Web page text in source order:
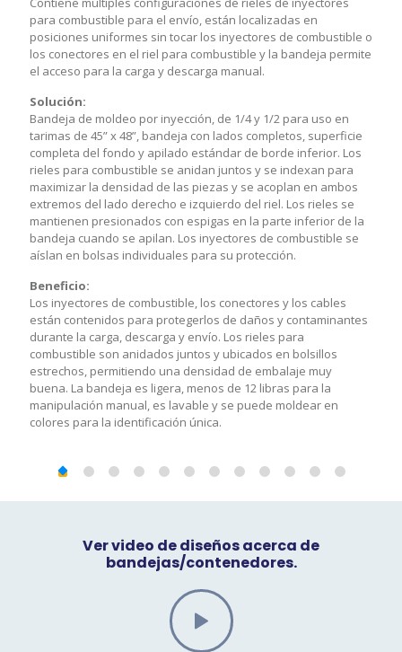
para combustible para el envío, están localizadas en
posiciones uniformes sin tocar los inyectores de combustible o
los conectores en el riel para combustible y la bandeja permite
el acceso para la carga y descarga manual.
Solución:
Bandeja de moldeo por inyección, de 1/4 y 1/2 para uso en
tarimas de 45” x 48”, bandeja con lados completos, superficie
completa del fondo y apilado estándar de borde inferior. Los
rieles para combustible se anidan juntos y se indexan para
maximizar la densidad de las piezas y se acoplan en ambos
extremos del lado derecho e izquierdo del riel. Los rieles se
mantienen presionados con espigas en la parte inferior de la
bandeja cuando se apilan. Los inyectores de combustible se
aíslan en bolsas individuales para su protección.
Beneficio:
Los inyectores de combustible, los conectores y los cables
están contenidos para protegerlos de daños y contaminantes
durante la carga, descarga y envío. Los rieles para
combustible son anidados juntos y ubicados en bolsillos
estrechos, permitiendo una densidad de embalaje muy
buena. La bandeja es ligera, menos de 12 libras para la
manipulación manual, es lavable y se puede moldear en
colores para la identificación única.
Ver video de diseños acerca de
bandejas/contenedores.